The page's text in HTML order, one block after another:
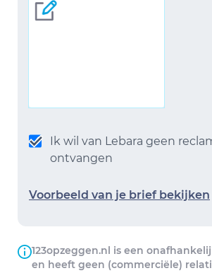
Ik wil van Lebara geen
ontvangen
Voorbeeld van je brief bekijken
123opzeggen.nl is een
en heeft geen (commerciële)